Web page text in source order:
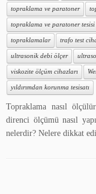
topraklama ve paratoner
topraklama ve paratoner tesisi
topraklamalar trafo test
ultrasonik debi ölçer
viskozite ölçüm cihazları
yıldırımdan korunma tesisatı
Topraklama nasıl
direnci ölçümü nasıl
nelerdir? Nelere dikkat